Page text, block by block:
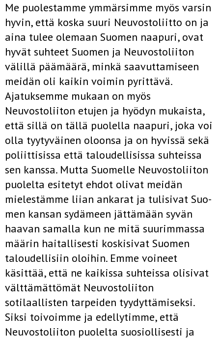
Me puolestamme ymmärsimme myös varsin
hyvin, että koska suuri Neuvostoliitto on ja
aina tulee olemaan Suomen naapuri, ovat
hyvät suhteet Suomen ja Neuvostoliiton
välillä päämäärä, minkä saavuttamiseen
meidän oli kaikin voimin pyrittävä.
Ajatuksemme mukaan on myös
Neuvostoliiton etujen ja hyödyn mukaista,
että sillä on tällä puolella naapuri, joka voi
olla tyytyväinen oloonsa ja on hyvissä sekä
poliittisissa että taloudelli­sissa suhteissa
sen kanssa. Mutta Suomelle Neuvostoliiton
puolelta esi­tetyt ehdot olivat meidän
mielestämme liian ankarat ja tulisivat Suo­
men kansan sydämeen jättämään syvän
haavan samalla kun ne mitä suurimmassa
määrin haitallisesti koskisivat Suomen
taloudellisiin oloihin. Emme voineet
käsittää, että ne kaikissa suhteissa olisivat
välttämättömät Neuvostoliiton
sotilaallisten tarpeiden tyydyttämiseksi.
Siksi toivoimme ja edellytimme, että
Neuvostoliiton puolelta suosiollisesti ja